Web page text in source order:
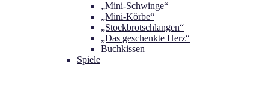
„Mini-Schwinge“
„Mini-Körbe“
„Stockbrotschlangen“
„Das geschenkte Herz“
Buchkissen
Spiele